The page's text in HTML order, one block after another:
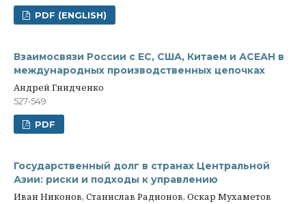
PDF (ENGLISH)
Взаимосвязи России с ЕС, США, Китаем и АСЕАН в
международных производственных цепочках
Андрей Гнидченко
527-549
PDF
Государственный долг в странах Центральной
Азии: риски и подходы к управлению
Иван Никонов, Станислав Радионов, Оскар Мухаметов